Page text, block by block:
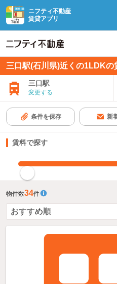
ニフティ不動産
賃貸アプリ
三口駅(石川県)近くの1LDKの
三口駅
変更する
条件を保存 新
賃料で探す
物件数34件